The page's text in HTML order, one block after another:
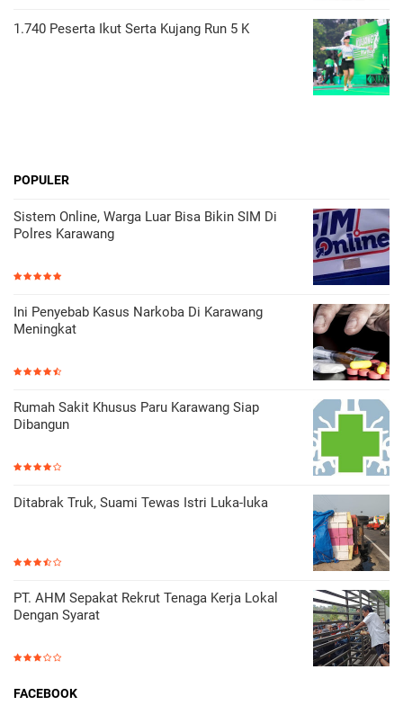
1.740 Peserta Ikut Serta Kujang Run 5 K
POPULER
Sistem Online, Warga Luar Bisa Bikin SIM Di
Polres Karawang
Ini Penyebab Kasus Narkoba Di Karawang
Meningkat
Rumah Sakit Khusus Paru Karawang Siap
Dibangun
Ditabrak Truk, Suami Tewas Istri Luka-luka
PT. AHM Sepakat Rekrut Tenaga Kerja Lokal
Dengan Syarat
FACEBOOK